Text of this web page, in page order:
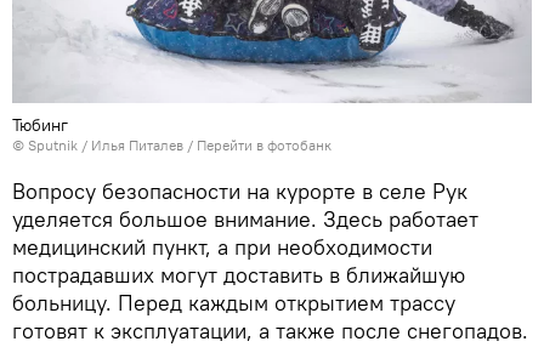
Тюбинг
© Sputnik / Илья Питалев / Перейти в фотобанк
Вопросу безопасности на курорте в селе Рук
уделяется большое внимание. Здесь работает
медицинский пункт, а при необходимости
пострадавших могут доставить в ближайшую
больницу. Перед каждым открытием трассу
готовят к эксплуатации, а также после снегопадов.